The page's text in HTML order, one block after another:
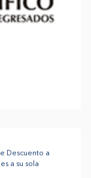
Descuento a
a su sola